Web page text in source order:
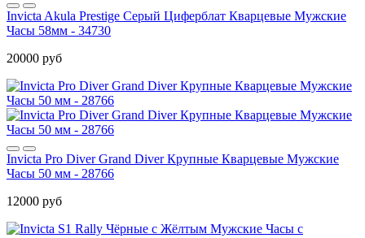
Invicta Akula Prestige Серый Циферблат Кварцевые Мужские
Часы 58мм - 34730
20000 руб
Invicta Pro Diver Grand Diver Крупные Кварцевые Мужские
Часы 50 мм - 28766
12000 руб